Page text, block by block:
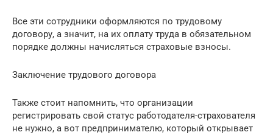
Все эти сотрудники оформляются по трудовому
договору, а значит, на их оплату труда в обязательном
порядке должны начисляться страховые взносы.
Заключение трудового договора
Также стоит напомнить, что организации
регистрировать свой статус работодателя-страхователя
не нужно, а вот предпринимателю, который открывает